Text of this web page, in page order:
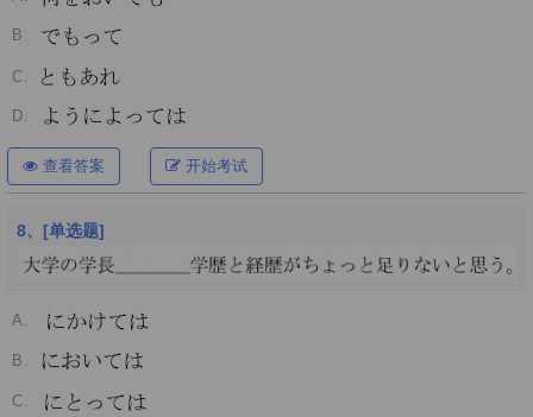
B.
C.
D.
查看答案 开始考试
8、[单选题]
A.
B.
C.